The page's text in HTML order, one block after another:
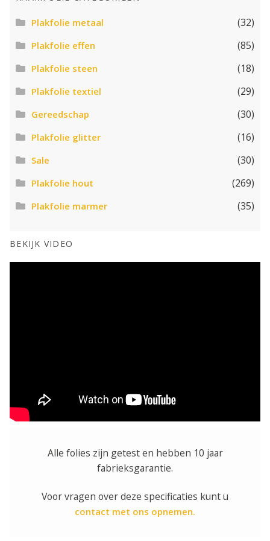
Plakfolie metaal (32)
Plakfolie effen (85)
Plakfolie steen (18)
Plakfolie textiel (29)
Gereedschap (30)
Plakfolie glitter (16)
Sale (30)
Plakfolie hout (269)
Plakfolie marmer (35)
BEKIJK VIDEO
Alle folies zijn getest en hebben 10 jaar
fabrieksgarantie.
Voor vragen over deze specificaties kunt u
contact met ons opnemen.